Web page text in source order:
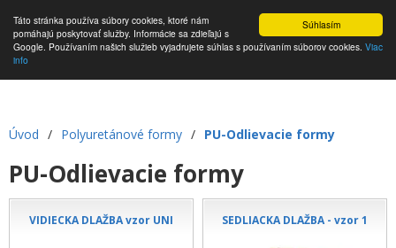
Súhlasím
Táto stránka používa súbory cookies, ktoré nám
pomáhajú poskytovať služby. Informácie sa zdieľajú s
Google. Používaním našich služieb vyjadrujete súhlas s používaním súborov cookies. Viac
info
Úvod / Polyuretánové formy / PU-Odlievacie formy
PU-Odlievacie formy
VIDIECKA DLAŽBA vzor UNI SEDLIACKA DLAŽBA - vzor 1